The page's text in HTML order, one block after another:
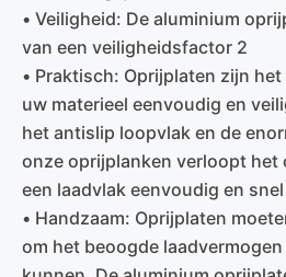
• Veiligheid: De aluminium
van een veiligheidsfactor 2
• Praktisch: Oprijplaten zijn
uw materieel eenvoudig en
het antislip loopvlak en de
onze oprijplanken verloopt het
een laadvlak eenvoudig en snel
• Handzaam: Oprijplaten
om het beoogde